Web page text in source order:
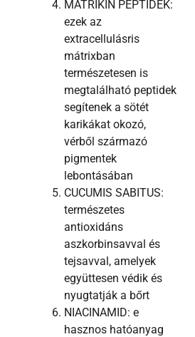
MATRIKIN PEPTIDEK:
ezek az
extracellulásris
mátrixban
természetesen is
megtalálható peptidek
segítenek a sötét
karikákat okozó,
vérből származó
pigmentek
lebontásában
CUCUMIS SABITUS:
természetes
antioxidáns
aszkorbinsavval és
tejsavval, amelyek
együttesen védik és
nyugtatják a bőrt
NIACINAMID: e
hasznos hatóanyag